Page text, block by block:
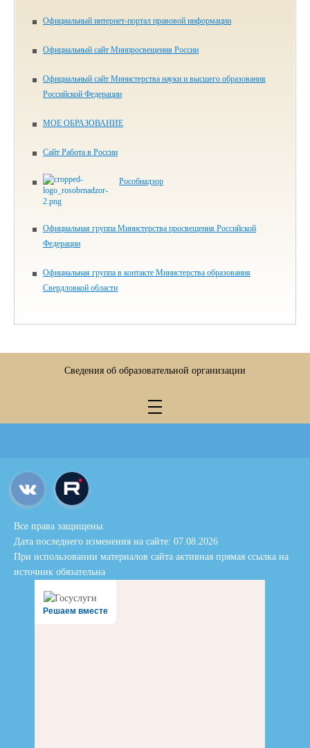
Официальный интернет-портал правовой информации
Официальный сайт Минпросвещения России
Официальный сайт Министерства науки и высшего образования
Российской Федерации
МОЕ ОБРАЗОВАНИЕ
Сайт Работа в России
Рособнадзор
Официальная группа Министерства просвещения Российской
Федерации
Официальная группа в контакте Министерства образования
Свердловкой области
Сведения об образовательной организации
Все права защищены.
Дата последнего изменения на сайте: 07.08.2026
При использовании материалов сайта активная прямая ссылка на
источник обязательна
Решаем вместе